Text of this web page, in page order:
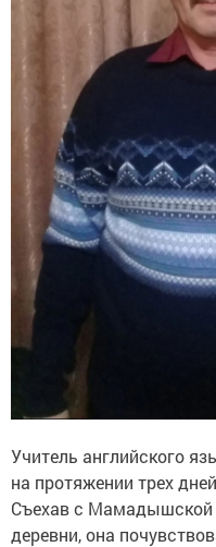
Учитель английского
на протяжении трех
Съехав с Мамадышской
деревни, она